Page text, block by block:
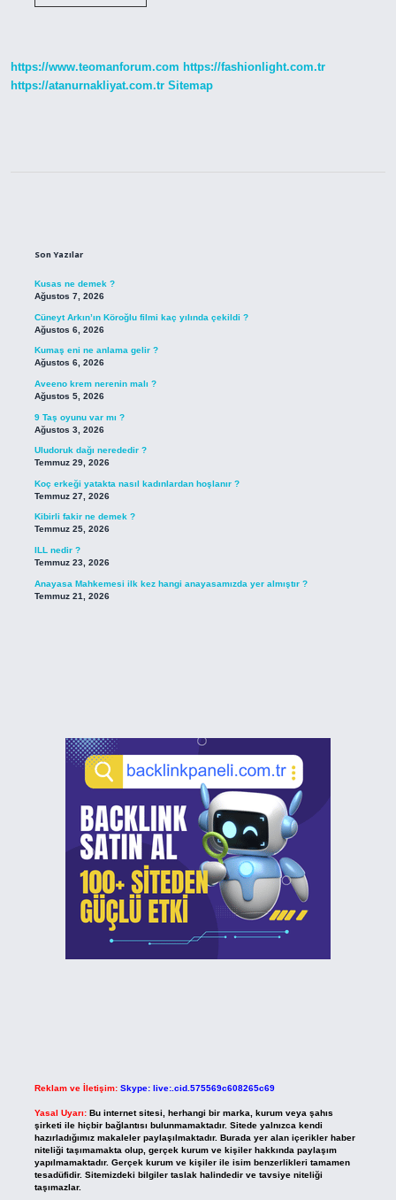
https://www.teomanforum.com https://fashionlight.com.tr
https://atanurnakliyat.com.tr Sitemap
Son Yazılar
Kusas ne demek ?
Ağustos 7, 2026
Cüneyt Arkın’ın Köroğlu filmi kaç yılında çekildi ?
Ağustos 6, 2026
Kumaş eni ne anlama gelir ?
Ağustos 6, 2026
Aveeno krem nerenin malı ?
Ağustos 5, 2026
9 Taş oyunu var mı ?
Ağustos 3, 2026
Uludoruk dağı nerededir ?
Temmuz 29, 2026
Koç erkeği yatakta nasıl kadınlardan hoşlanır ?
Temmuz 27, 2026
Kibirli fakir ne demek ?
Temmuz 25, 2026
ILL nedir ?
Temmuz 23, 2026
Anayasa Mahkemesi ilk kez hangi anayasamızda yer almıştır ?
Temmuz 21, 2026
Reklam ve İletişim: Skype: live:.cid.575569c608265c69
Yasal Uyarı: Bu internet sitesi, herhangi bir marka, kurum veya şahıs
şirketi ile hiçbir bağlantısı bulunmamaktadır. Sitede yalnızca kendi
hazırladığımız makaleler paylaşılmaktadır. Burada yer alan içerikler haber
niteliği taşımamakta olup, gerçek kurum ve kişiler hakkında paylaşım
yapılmamaktadır. Gerçek kurum ve kişiler ile isim benzerlikleri tamamen
tesadüfidir. Sitemizdeki bilgiler taslak halindedir ve tavsiye niteliği
taşımazlar.